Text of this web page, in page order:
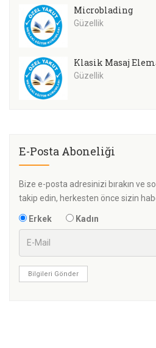
Microblading
Güzellik
Klasik Masaj
Güzellik
E-Posta Aboneliği
Bize e-posta adresinizi bırakın ve
takip edin, herkesten önce sizin
Erkek Kadın
Bilgileri Gönder